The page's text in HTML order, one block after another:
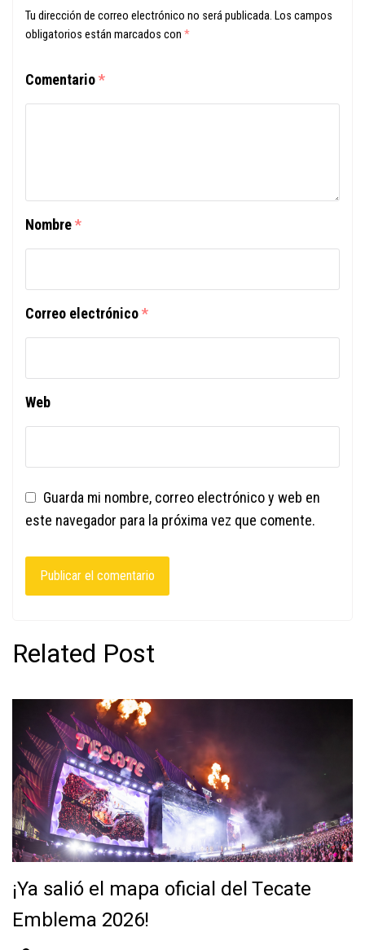
Tu dirección de correo electrónico no será publicada. Los campos
obligatorios están marcados con *
Comentario*
Nombre*
Correo electrónico*
Web
Guarda mi nombre, correo electrónico y web en
este navegador para la próxima vez que comente.
Related Post
¡Ya salió el mapa oficial del Tecate
Emblema 2026!